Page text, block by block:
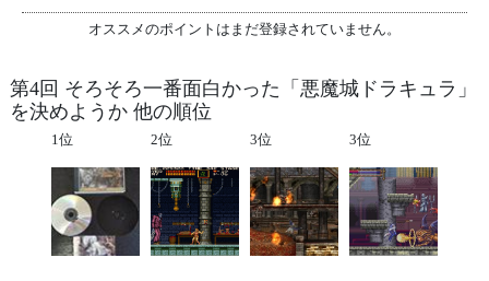
オススメのポイントはまだ登録されていません。
第4回 そろそろ一番面白かった「悪魔城ドラキュラ」
を決めようか 他の順位
1位 2位 3位 3位